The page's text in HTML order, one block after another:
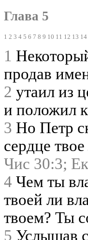
Глава 5
1 2 3 4 5 6 7 8 9 10 11 12 13 14
1
продав
2 утаил из
и положил
3 Но Петр
сердце твое
Чис 30:3;
4 Чем ты
твоей ли
твоем? Ты
5 Услышав